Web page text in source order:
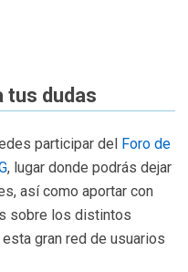
tus dudas
participar del Foro de
, lugar donde podrás dejar
así como aportar con
sobre los distintos
gran red de usuarios